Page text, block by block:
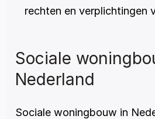
rechten en verplichtingen
Sociale
Nederland
Sociale woningbouw in